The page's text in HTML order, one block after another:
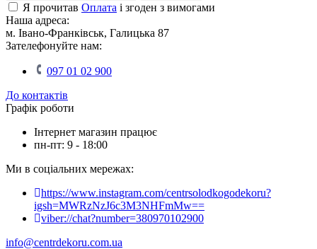
Я прочитав Оплата і згоден з вимогами
Наша адреса:
м. Івано-Франківськ, Галицька 87
Зателефонуйте нам:
097 01 02 900
До контактів
Графік роботи
Інтернет магазин працює
пн-пт: 9 - 18:00
Ми в соціальних мережах:
https://www.instagram.com/centrsolodkogodekoru?
igsh=MWRzNzJ6c3M3NHFmMw==
viber://chat?number=380970102900
info@centrdekoru.com.ua